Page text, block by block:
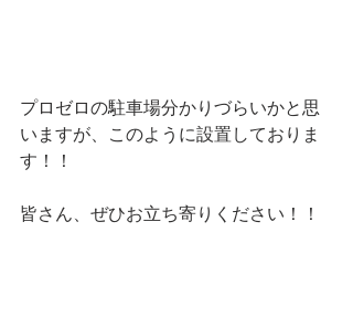
プロゼロの駐車場分かりづらいかと思
いますが、このように設置しておりま
す！！
皆さん、ぜひお立ち寄りください！！